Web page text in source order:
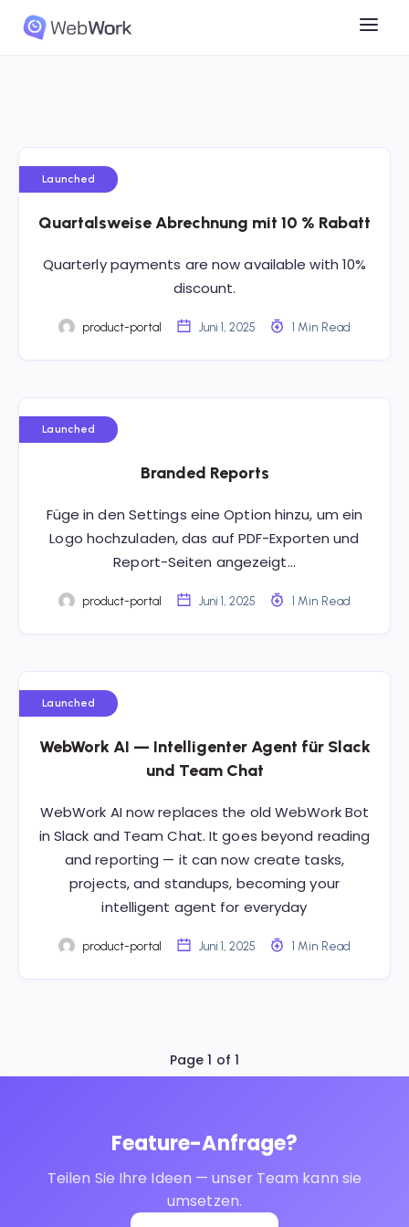
Launched
Quartalsweise Abrechnung mit 10 % Rabatt
Quarterly payments are now available with 10%
discount.
product-portal Juni 1, 2025 1 Min Read
Launched
Branded Reports
Füge in den Settings eine Option hinzu, um ein
Logo hochzuladen, das auf PDF-Exporten und
Report-Seiten angezeigt…
product-portal Juni 1, 2025 1 Min Read
Launched
WebWork AI — Intelligenter Agent für Slack
und Team Chat
WebWork AI now replaces the old WebWork Bot
in Slack and Team Chat. It goes beyond reading
and reporting — it can now create tasks,
projects, and standups, becoming your
intelligent agent for everyday
product-portal Juni 1, 2025 1 Min Read
Page 1 of 1
Feature-Anfrage?
Teilen Sie Ihre Ideen — unser Team kann sie
umsetzen.